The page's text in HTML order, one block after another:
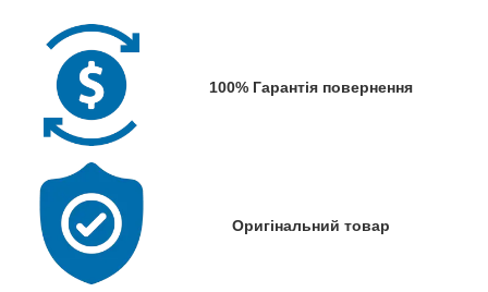
100% Гарантія повернення
Оригінальний товар